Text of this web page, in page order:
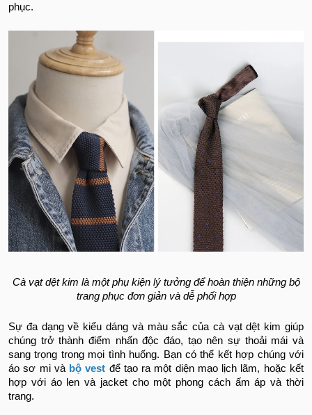
phục.
Cà vạt dệt kim là một phụ kiện lý tưởng để hoàn thiện những bộ
trang phục đơn giản và dễ phối hợp
Sự đa dạng về kiểu dáng và màu sắc của cà vạt dệt kim giúp
chúng trở thành điểm nhấn độc đáo, tạo nên sự thoải mái và
sang trọng trong mọi tình huống. Bạn có thể kết hợp chúng với
áo sơ mi và bộ vest để tạo ra một diện mạo lịch lãm, hoặc kết
hợp với áo len và jacket cho một phong cách ấm áp và thời
trang.